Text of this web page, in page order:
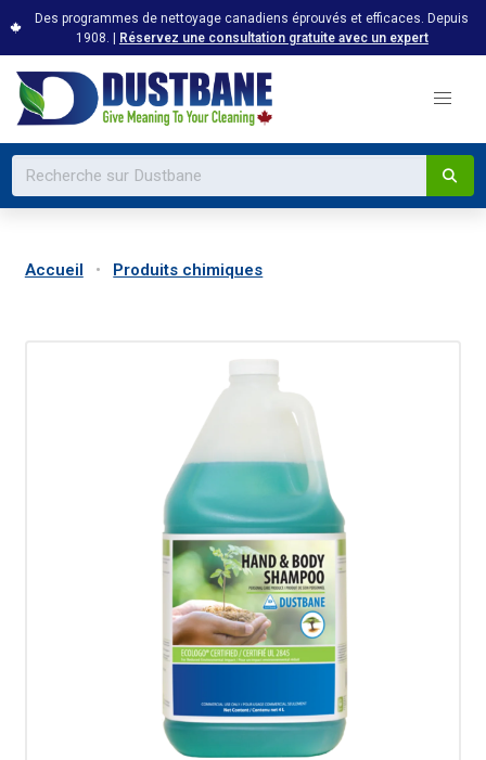
Des programmes de nettoyage canadiens éprouvés et efficaces. Depuis
1908. | Réservez une consultation gratuite avec un expert
Accueil Produits chimiques